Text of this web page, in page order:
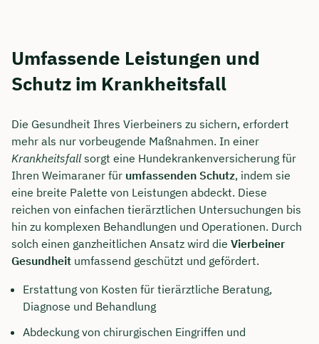
Umfassende Leistungen und
Schutz im Krankheitsfall
Die Gesundheit Ihres Vierbeiners zu sichern, erfordert
mehr als nur vorbeugende Maßnahmen. In einer
Krankheitsfall sorgt eine Hundekrankenversicherung für
Ihren Weimaraner für umfassenden Schutz, indem sie
eine breite Palette von Leistungen abdeckt. Diese
reichen von einfachen tierärztlichen Untersuchungen bis
hin zu komplexen Behandlungen und Operationen. Durch
solch einen ganzheitlichen Ansatz wird die Vierbeiner
Gesundheit umfassend geschützt und gefördert.
Erstattung von Kosten für tierärztliche Beratung,
Diagnose und Behandlung
Abdeckung von chirurgischen Eingriffen und
Jetzt persönliches
Beratungsgespräch mit Jonas
Ubben sichern 🤝
Wir beraten dich Montag bis Freitag von 8 bis